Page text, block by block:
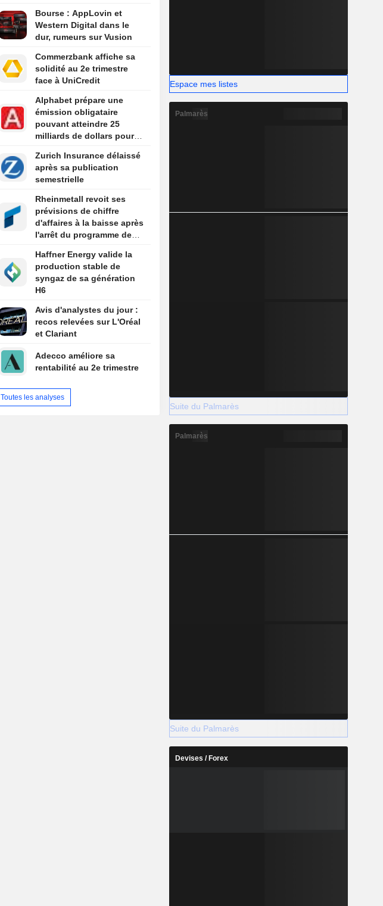
Bourse : AppLovin et
Western Digital dans le
dur, rumeurs sur Vusion
Commerzbank affiche sa
solidité au 2e trimestre
face à UniCredit
Alphabet prépare une
émission obligataire
pouvant atteindre 25
milliards de dollars pour
Zurich Insurance délaissé
après sa publication
semestrielle
Rheinmetall revoit ses
prévisions de chiffre
d'affaires à la baisse après
l'arrêt du programme de
Haffner Energy valide la
production stable de
syngaz de sa génération
H6
Avis d'analystes du jour :
recos relevées sur L'Oréal
et Clariant
Adecco améliore sa
rentabilité au 2e trimestre
Toutes les analyses
Espace mes listes
Palmarès
Suite du Palmarès
Palmarès
Suite du Palmarès
Devises / Forex